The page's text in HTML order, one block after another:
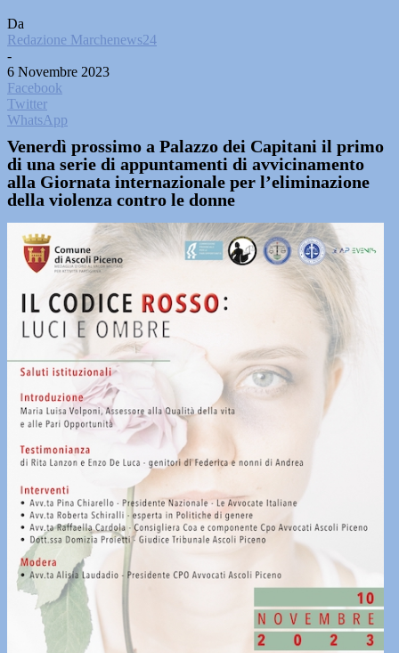
Da
Redazione Marchenews24
-
6 Novembre 2023
Facebook
Twitter
WhatsApp
Venerdì prossimo a Palazzo dei Capitani il primo
di una serie di appuntamenti di avvicinamento
alla Giornata internazionale per l’eliminazione
della violenza contro le donne